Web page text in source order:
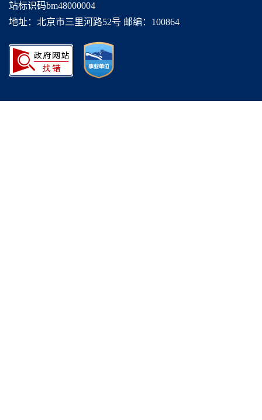
站标识码bm48000004
地址：北京市三里河路52号 邮编：100864